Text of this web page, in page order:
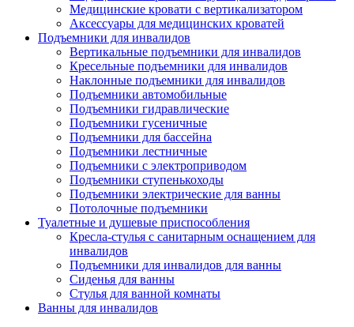
Медицинские кровати с вертикализатором
Аксессуары для медицинских кроватей
Подъемники для инвалидов
Вертикальные подъемники для инвалидов
Кресельные подъемники для инвалидов
Наклонные подъемники для инвалидов
Подъемники автомобильные
Подъемники гидравлические
Подъемники гусеничные
Подъемники для бассейна
Подъемники лестничные
Подъемники с электроприводом
Подъемники ступенькоходы
Подъемники электрические для ванны
Потолочные подъемники
Туалетные и душевые приспособления
Кресла-стулья с санитарным оснащением для
инвалидов
Подъемники для инвалидов для ванны
Сиденья для ванны
Стулья для ванной комнаты
Ванны для инвалидов